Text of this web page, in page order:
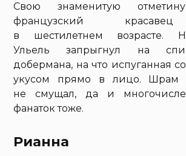
Свою знаменитую
французский
в шестилетнем возрасте.
Ульель запрыгнул на
добермана, на что испуганная
укусом прямо в лицо. Шрам
не смущал, да и
фанаток тоже.
Рианна